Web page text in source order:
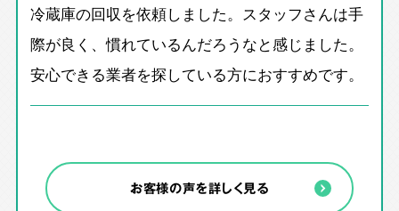
冷蔵庫の回収を依頼しました。スタッフさんは手
際が良く、慣れているんだろうなと感じました。
安心できる業者を探している方におすすめです。
お客様の声を詳しく見る